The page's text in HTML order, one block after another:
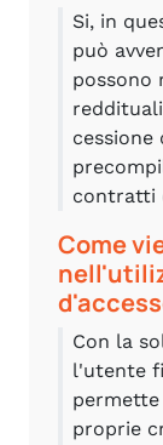
Si, in
può
possono
cessione
contratti
Come
Con la
l'utente
proprie